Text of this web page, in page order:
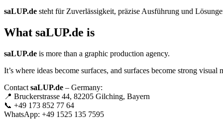
saLUP.de steht für Zuverlässigkeit, präzise Ausführung und
What saLUP.de is
saLUP.de is more than a graphic production agency.
It’s where ideas become surfaces, and surfaces become strong visual
Contact saLUP.de – Germany:
📍 Bruckerstrasse 44, 82205 Gilching, Bayern
📞 +49 173 852 77 64
WhatsApp: +49 1525 135 7595